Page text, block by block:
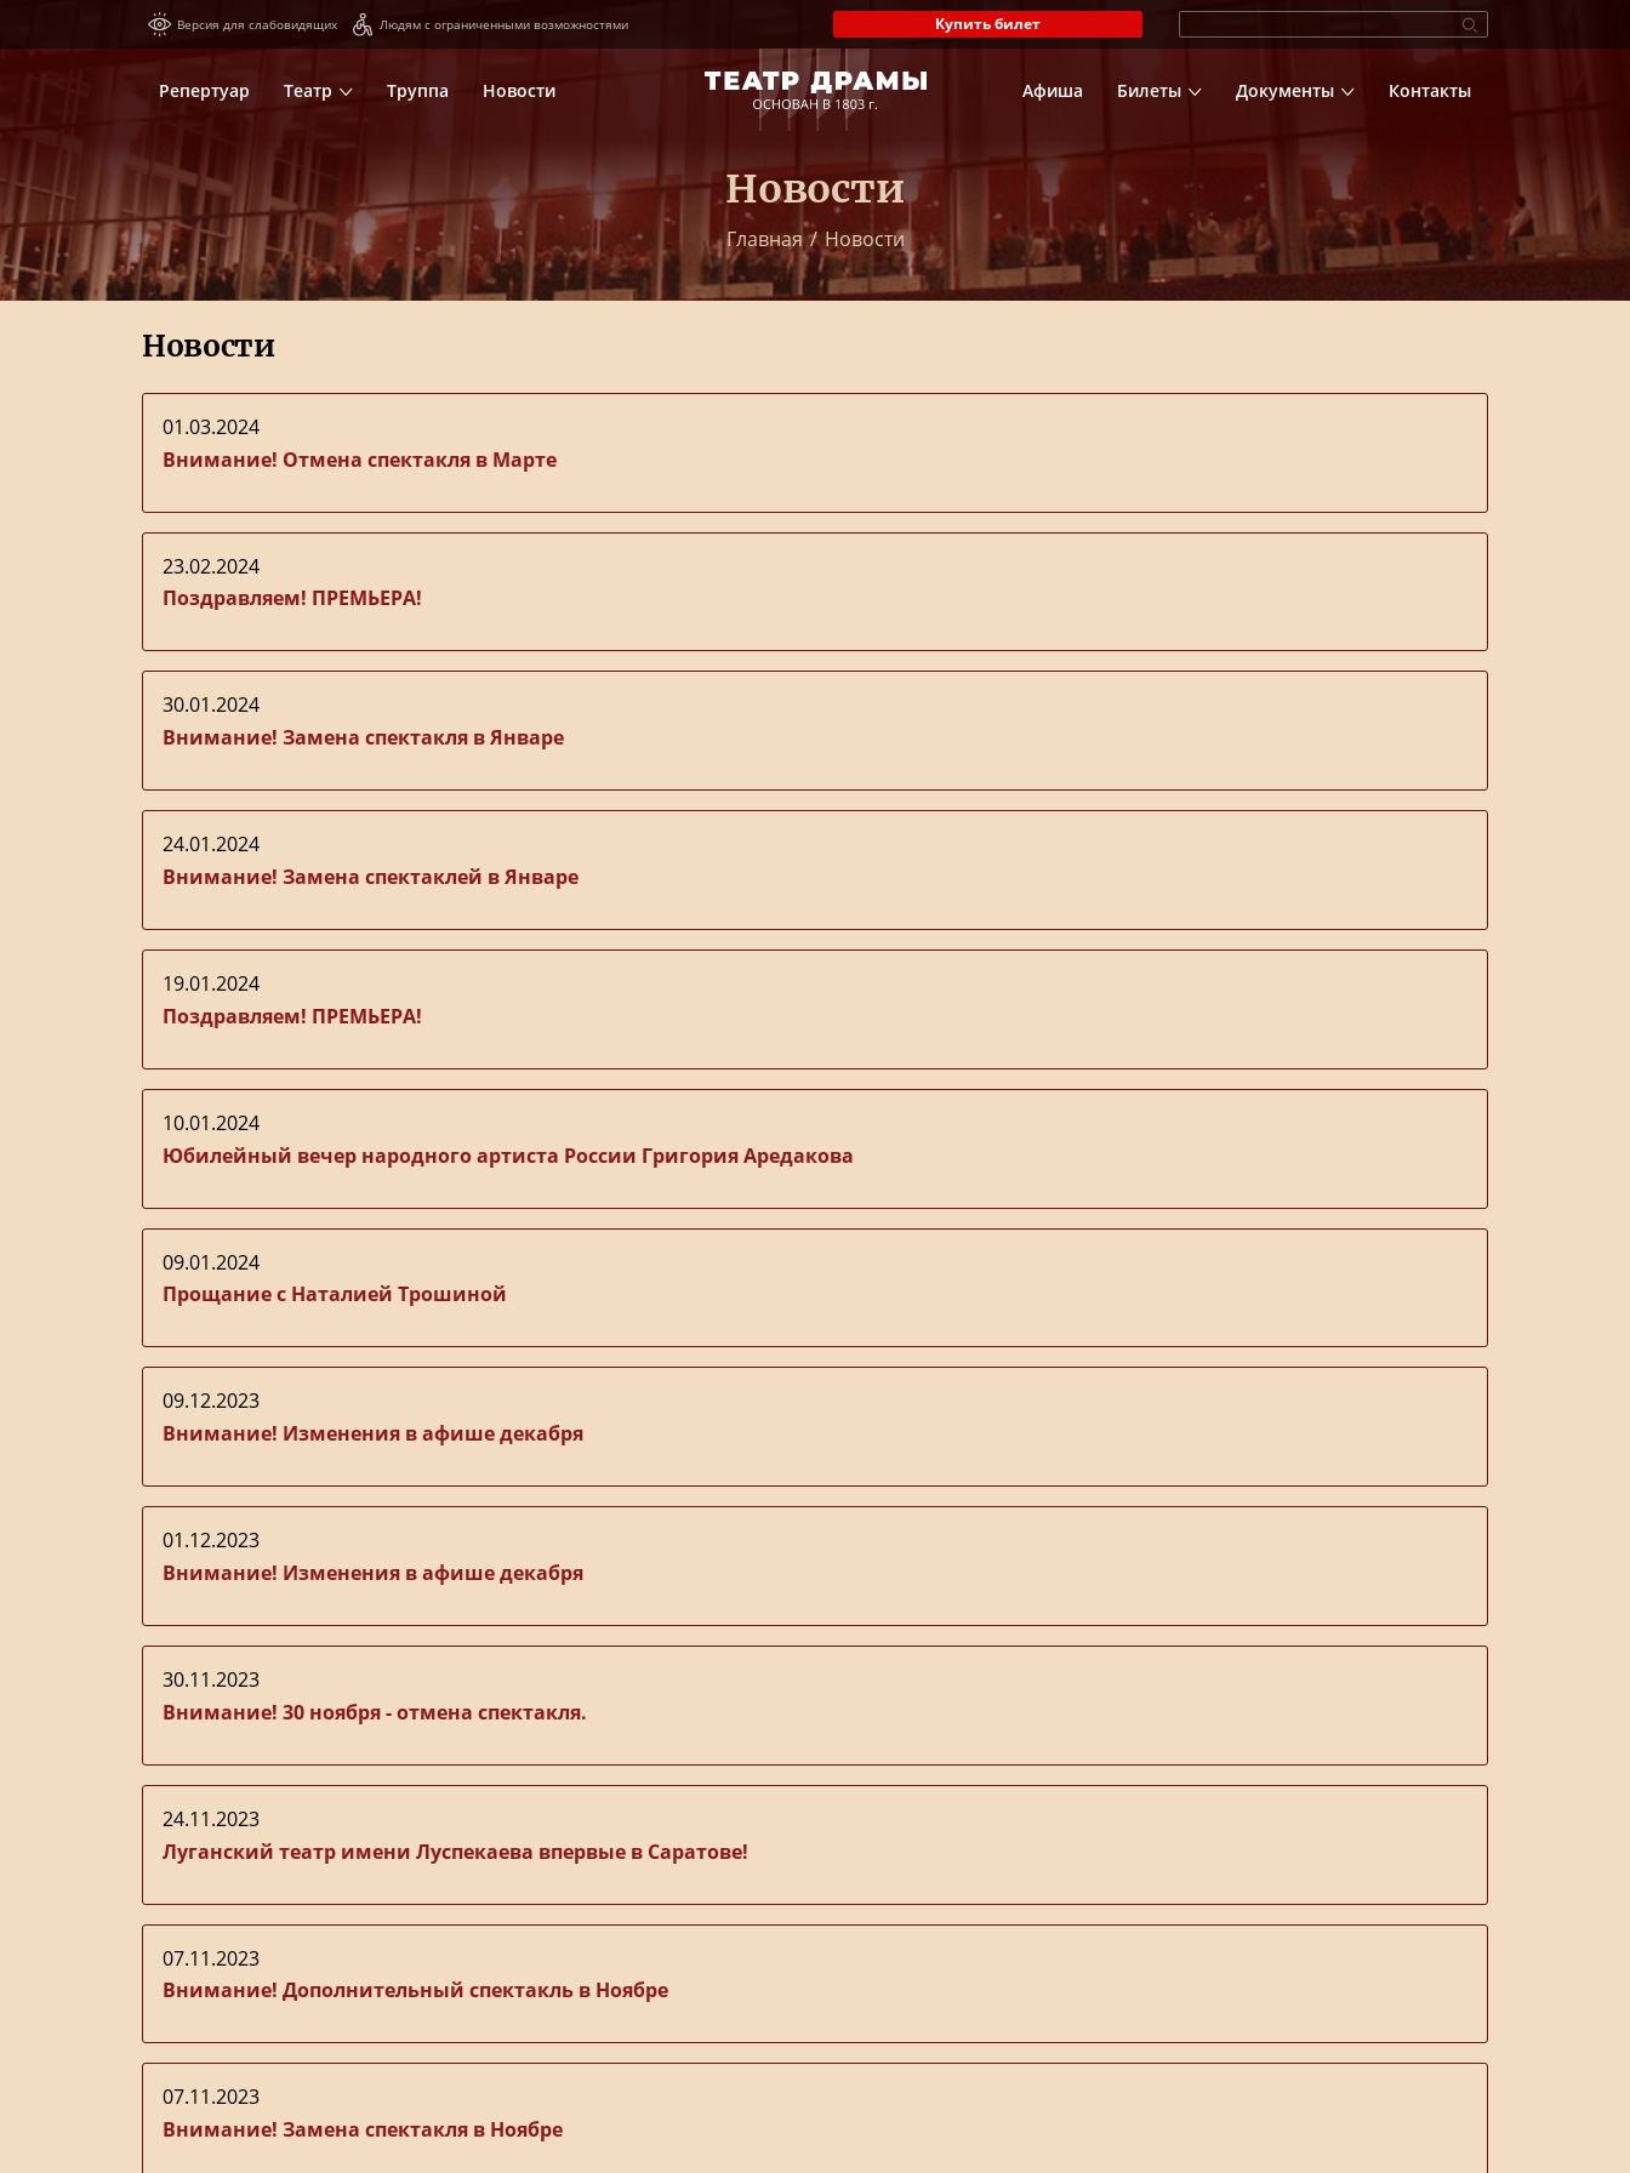
Версия для слабовидящих Людям с ограниченными возможностями Купить билет
Репертуар Театр Труппа Новости Афиша Билеты Документы Контакты
Новости
Главная / Новости
Новости
01.03.2024
Внимание! Отмена спектакля в Марте
23.02.2024
Поздравляем! ПРЕМЬЕРА!
30.01.2024
Внимание! Замена спектакля в Январе
24.01.2024
Внимание! Замена спектаклей в Январе
19.01.2024
Поздравляем! ПРЕМЬЕРА!
10.01.2024
Юбилейный вечер народного артиста России Григория Аредакова
09.01.2024
Прощание с Наталией Трошиной
09.12.2023
Внимание! Изменения в афише декабря
01.12.2023
Внимание! Изменения в афише декабря
30.11.2023
Внимание! 30 ноября - отмена спектакля.
24.11.2023
Луганский театр имени Луспекаева впервые в Саратове!
07.11.2023
Внимание! Дополнительный спектакль в Ноябре
07.11.2023
Внимание! Замена спектакля в Ноябре